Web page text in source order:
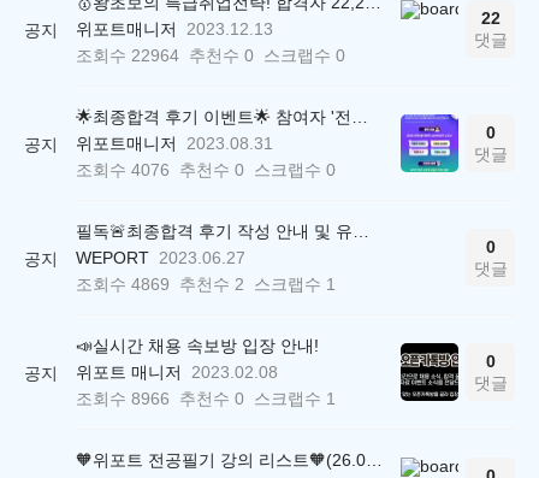
공지
위포트매니저
2023.12.13
조회수 22964 추천수 0 스크랩수 0
22
댓글
공지
위포트매니저
2023.08.31
조회수 4076 추천수 0 스크랩수 0
0
댓글
공지
WEPORT 2023.06.27
조회수 4869 추천수 2 스크랩수 1
0
댓글
공지
📣실시간 채용 속보방 입장 안내!
위포트 매니저
2023.02.08
조회수 8966 추천수 0 스크랩수 1
0
댓글